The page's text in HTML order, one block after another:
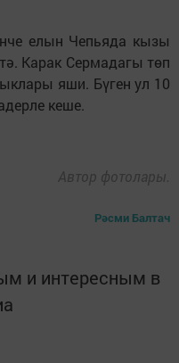
елын Чепьяда кызы
Карак Сермадагы төп
яши. Бүген ул 10
кеше.
Автор фотолары.
Рәсми Балтач
и интересным в